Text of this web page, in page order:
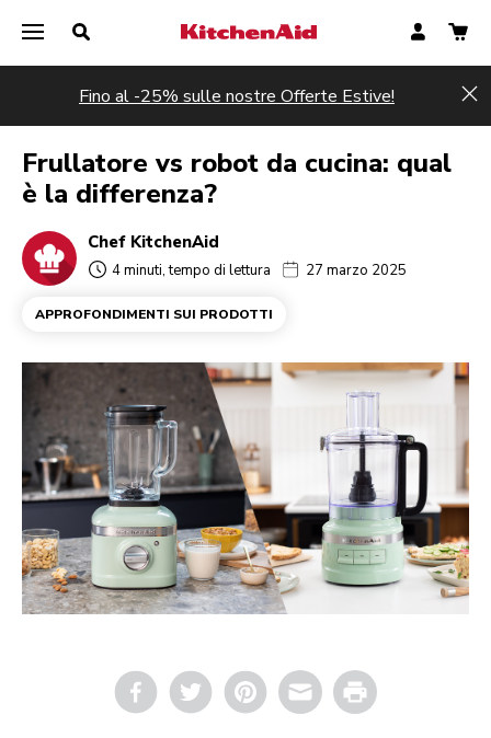
Fino al -25% sulle nostre Offerte Estive!
Frullatore vs robot da cucina: qual
è la differenza?
Chef KitchenAid
4 minuti, tempo di lettura 27 marzo 2025
APPROFONDIMENTI SUI PRODOTTI
Email Print